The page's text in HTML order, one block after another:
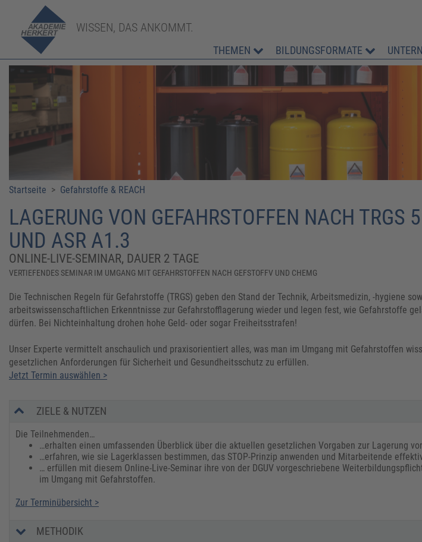
WISSEN, DAS ANKOMMT.
THEMEN BILDUNGSFORMATE
Startseite > Gefahrstoffe & REACH
LAGERUNG VON GEFAHRSTOFFEN NACH TRGS
UND ASR A1.3
ONLINE-LIVE-SEMINAR, DAUER 2 TAGE
VERTIEFENDES SEMINAR IM UMGANG MIT GEFAHRSTOFFEN NACH GEFSTOFFV UND CHEMG
Die Technischen Regeln für Gefahrstoffe (TRGS) geben den Stand der Technik, Arbeitsmedizin, -hygiene
arbeitswissenschaftlichen Erkenntnisse zur Gefahrstofflagerung wieder und legen fest, wie Gefahrstoffe
dürfen. Bei Nichteinhaltung drohen hohe Geld- oder sogar Freiheitsstrafen!
Unser Experte vermittelt anschaulich und praxisorientiert alles, was man im Umgang mit Gefahrstoffen
gesetzlichen Anforderungen für Sicherheit und Gesundheitsschutz zu erfüllen.
Jetzt Termin auswählen >
ZIELE & NUTZEN
Die Teilnehmenden…
…erhalten einen umfassenden Überblick über die aktuellen gesetzlichen Vorgaben zur Lagerung
…erfahren, wie sie Lagerklassen bestimmen, das STOP-Prinzip anwenden und Mitarbeitende
… erfüllen mit diesem Online-Live-Seminar ihre von der DGUV vorgeschriebene
im Umgang mit Gefahrstoffen.
Zur Terminübersicht >
METHODIK
" es hat Spaß
Weiterbildung